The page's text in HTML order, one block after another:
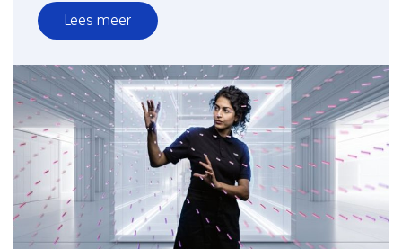
Lees meer
over
Tijdmaker
in
beeld:
Projectmanager
Christian
Trampuz